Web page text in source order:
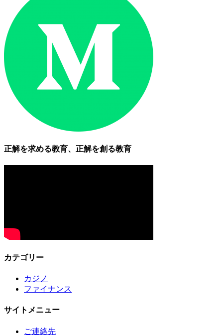
正解を求める教育、正解を創る教育
カテゴリー
カジノ
ファイナンス
サイトメニュー
ご連絡先